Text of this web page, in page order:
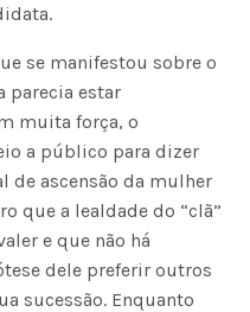
se manifestou sobre o
parecia estar
muita força, o
a público para dizer
de ascensão da mulher
que a lealdade do “clã”
e que não há
dele preferir outros
sucessão. Enquanto